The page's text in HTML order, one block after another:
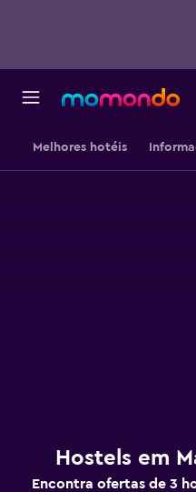
Melhores hotéis
Hostels em
Encontra ofertas de 3